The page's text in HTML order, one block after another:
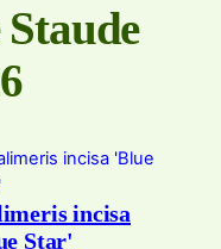
incisa
Star'